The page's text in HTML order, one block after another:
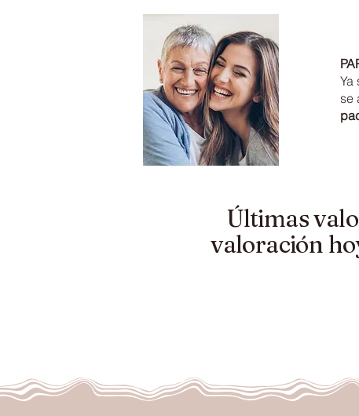
Ya
se
Últimas
valoración